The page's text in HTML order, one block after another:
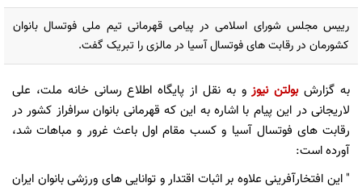
رییس مجلس شورای اسلامی در پیامی قهرمانی تیم ملی فوتسال بانوان
کشورمان در رقابت های فوتسال آسیا در مالزی را تبریک گفت.
به گزارشبولتن نیوزو به نقل از پایگاه اطلاع رسانی خانه ملت، علی
لاریجانی در این پیام با اشاره به این که قهرمانی بانوان سرافراز کشور در
رقابت های فوتسال آسیا و کسب مقام اول باعث غرور و مباهات شد،
آورده است:
" این افتخارآفرینی علاوه بر اثبات اقتدار و توانایی های ورزشی بانوان ایران